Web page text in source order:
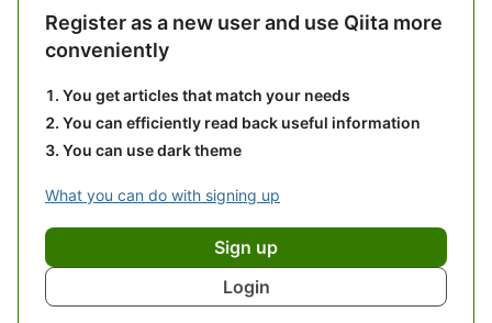
Register as a new user and use Qiita more
conveniently
You get articles that match your needs
You can efficiently read back useful information
You can use dark theme
What you can do with signing up
Sign up
Login